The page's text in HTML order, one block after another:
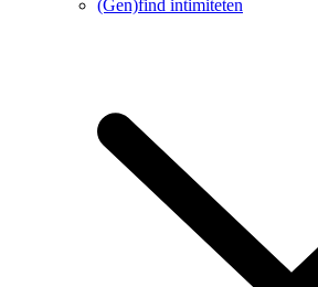
(Gen)find intimiteten